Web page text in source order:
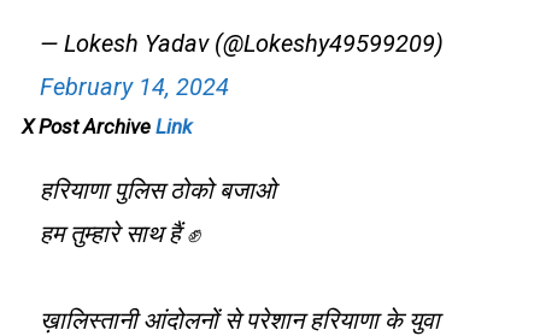
— Lokesh Yadav (@Lokeshy49599209)
February 14, 2024
X Post Archive Link
हरियाणा पुलिस ठोको बजाओ
हम तुम्हारे साथ हैं ✊
ख़ालिस्तानी आंदोलनों से परेशान हरियाणा के युवा